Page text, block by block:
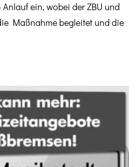
ein, wobei der ZBU und
Maßnahme begleitet und die